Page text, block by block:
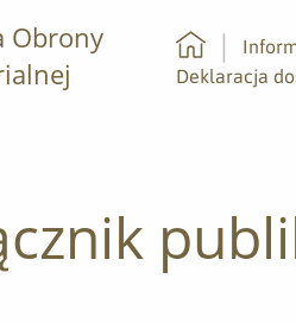
Obrony
Strona
Deklaracja